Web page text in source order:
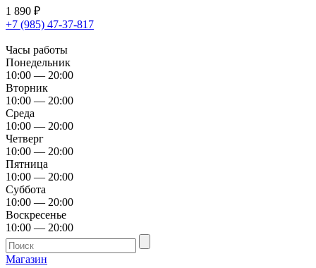
1 890 ₽
+7 (985) 47-37-817
Часы работы
Понедельник
10:00 — 20:00
Вторник
10:00 — 20:00
Среда
10:00 — 20:00
Четверг
10:00 — 20:00
Пятница
10:00 — 20:00
Суббота
10:00 — 20:00
Воскресенье
10:00 — 20:00
Магазин